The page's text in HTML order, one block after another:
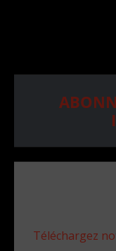
Téléchargez